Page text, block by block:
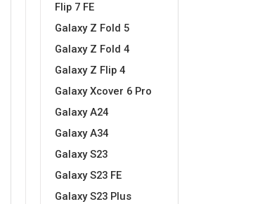
Flip 7 FE
Galaxy Z Fold 5
Galaxy Z Fold 4
Galaxy Z Flip 4
Galaxy Xcover 6 Pro
Galaxy A24
Galaxy A34
Galaxy S23
Galaxy S23 FE
Galaxy S23 Plus
Zodiac
Doodles